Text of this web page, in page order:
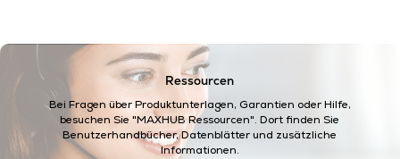
Ressourcen
Bei Fragen über Produktunterlagen, Garantien oder Hilfe,
besuchen Sie "MAXHUB Ressourcen". Dort finden Sie
Benutzerhandbücher, Datenblätter und zusätzliche
Informationen. ​